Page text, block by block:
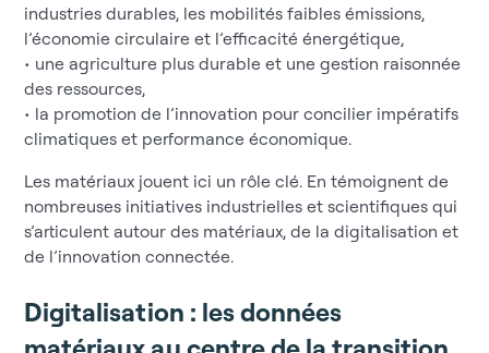
industries durables, les mobilités faibles émissions,
l’économie circulaire et l’efficacité énergétique,
• une agriculture plus durable et une gestion raisonnée
des ressources,
• la promotion de l’innovation pour concilier impératifs
climatiques et performance économique.
Les matériaux jouent ici un rôle clé. En témoignent de
nombreuses initiatives industrielles et scientifiques qui
s’articulent autour des matériaux, de la digitalisation et
de l’innovation connectée.
Digitalisation : les données